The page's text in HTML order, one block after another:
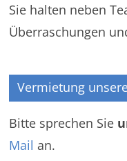
Sie halten neben
Überraschungen
Vermietung
Bitte sprechen Sie
Mail an.